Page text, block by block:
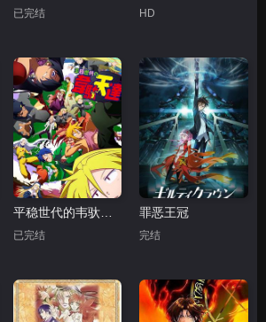
已完结 HD
平稳世代的韦驮天们
已完结
罪恶王冠
完结